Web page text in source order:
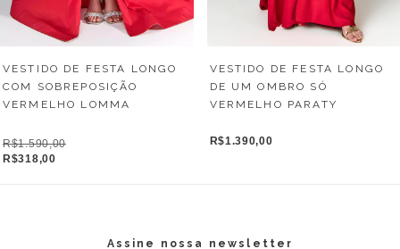
VESTIDO DE FESTA LONGO
COM SOBREPOSIÇÃO
VERMELHO LOMMA
R$1.590,00
R$318,00
VESTIDO DE FESTA LONGO
DE UM OMBRO SÓ
VERMELHO PARATY
R$1.390,00
Assine nossa newsletter